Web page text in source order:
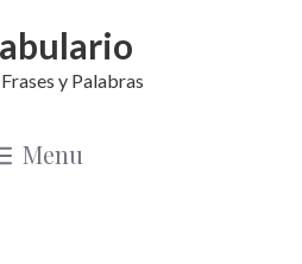
y Palabras
Menu